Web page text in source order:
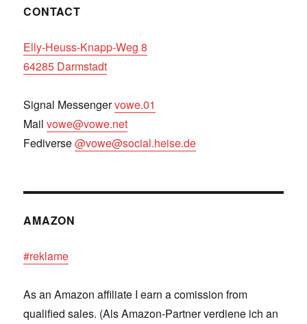
CONTACT
Elly-Heuss-Knapp-Weg 8
64285 Darmstadt
Signal Messengervowe.01
Mailvowe@vowe.net
Fediverse@vowe@social.heise.de
AMAZON
#reklame
As an Amazon affiliate I earn a comission from
qualified sales. (Als Amazon-Partner verdiene ich an